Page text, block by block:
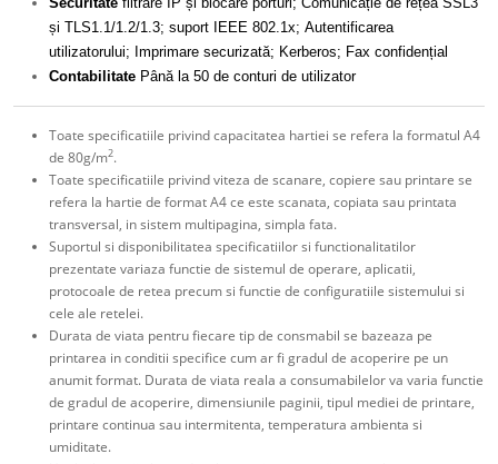
și TLS1.1/1.2/1.3; suport IEEE 802.1x; Autentificarea
utilizatorului; Imprimare securizată; Kerberos; Fax confidențial
Contabilitate Până la 50 de conturi de utilizator
Toate specificatiile privind capacitatea hartiei se refera la formatul A4
de 80g/m2.
Toate specificatiile privind viteza de scanare, copiere sau printare se
refera la hartie de format A4 ce este scanata, copiata sau printata
transversal, in sistem multipagina, simpla fata.
Suportul si disponibilitatea specificatiilor si functionalitatilor
prezentate variaza functie de sistemul de operare, aplicatii,
protocoale de retea precum si functie de configuratiile sistemului si
cele ale retelei.
Durata de viata pentru fiecare tip de consmabil se bazeaza pe
printarea in conditii specifice cum ar fi gradul de acoperire pe un
anumit format. Durata de viata reala a consumabilelor va varia functie
de gradul de acoperire, dimensiunile paginii, tipul mediei de printare,
printare continua sau intermitenta, temperatura ambienta si
umiditate.